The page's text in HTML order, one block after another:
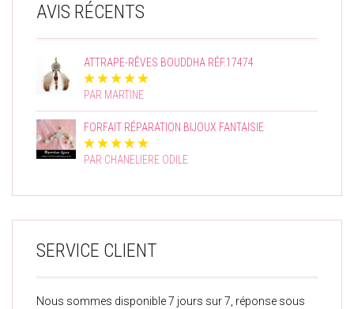
AVIS RÉCENTS
ATTRAPE-RÊVES BOUDDHA RÉF.17474
PAR MARTINE
FORFAIT RÉPARATION BIJOUX FANTAISIE
PAR CHANELIERE ODILE
SERVICE CLIENT
Nous sommes disponible 7 jours sur 7, réponse sous